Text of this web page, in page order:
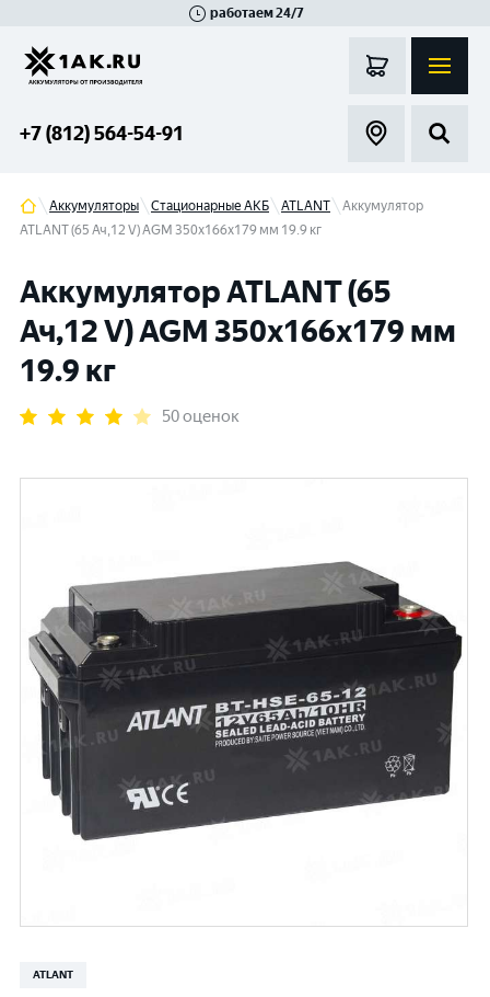
работаем 24/7
+7 (812) 564-54-91
Аккумуляторы Стационарные АКБ ATLANT
Аккумулятор
ATLANT (65 Ач,12 V) AGM 350x166x179 мм 19.9 кг
Аккумулятор ATLANT (65
Ач,12 V) AGM 350x166x179 мм
19.9 кг
50 оценок
ATLANT
Гатчина